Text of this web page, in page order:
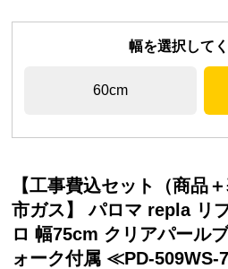
幅を選択して
60cm
【工事費込セット（商品
市ガス】 パロマ repla リ
ロ 幅75cm クリアパール
ォーク付属 ≪PD-